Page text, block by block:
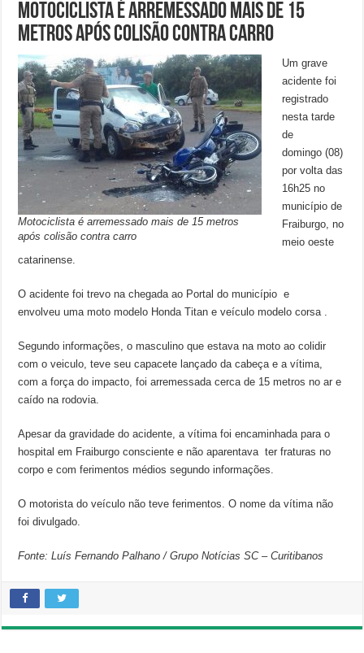
Motociclista é arremessado mais de 15
metros após colisão contra carro
Motociclista é arremessado mais de 15 metros
após colisão contra carro
Um grave
acidente foi
registrado
nesta tarde
de
domingo (08)
por volta das
16h25 no
município de
Fraiburgo, no
meio oeste
catarinense.
O acidente foi trevo na chegada ao Portal do município e
envolveu uma moto modelo Honda Titan e veículo modelo corsa .
Segundo informações, o masculino que estava na moto ao colidir
com o veiculo, teve seu capacete lançado da cabeça e a vítima,
com a força do impacto, foi arremessada cerca de 15 metros no ar e
caído na rodovia.
Apesar da gravidade do acidente, a vítima foi encaminhada para o
hospital em Fraiburgo consciente e não aparentava ter fraturas no
corpo e com ferimentos médios segundo informações.
O motorista do veículo não teve ferimentos. O nome da vítima não
foi divulgado.
Fonte: Luís Fernando Palhano / Grupo Notícias SC – Curitibanos